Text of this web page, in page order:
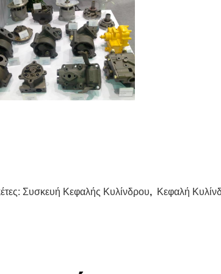
Συσκευή Κεφαλής Κυλίνδρου, Κεφαλή